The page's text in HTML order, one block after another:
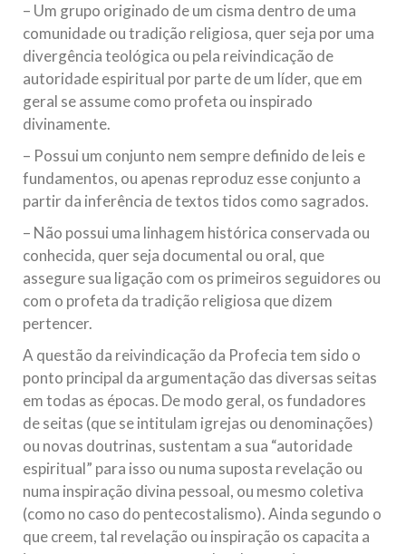
– Um grupo originado de um cisma dentro de uma
comunidade ou tradição religiosa, quer seja por uma
divergência teológica ou pela reivindicação de
autoridade espiritual por parte de um líder, que em
geral se assume como profeta ou inspirado
divinamente.
– Possui um conjunto nem sempre definido de leis e
fundamentos, ou apenas reproduz esse conjunto a
partir da inferência de textos tidos como sagrados.
– Não possui uma linhagem histórica conservada ou
conhecida, quer seja documental ou oral, que
assegure sua ligação com os primeiros seguidores ou
com o profeta da tradição religiosa que dizem
pertencer.
A questão da reivindicação da Profecia tem sido o
ponto principal da argumentação das diversas seitas
em todas as épocas. De modo geral, os fundadores
de seitas (que se intitulam igrejas ou denominações)
ou novas doutrinas, sustentam a sua “autoridade
espiritual” para isso ou numa suposta revelação ou
numa inspiração divina pessoal, ou mesmo coletiva
(como no caso do pentecostalismo). Ainda segundo o
que creem, tal revelação ou inspiração os capacita a